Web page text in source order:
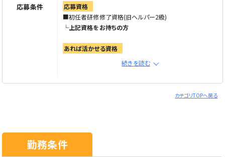
☆業務をイチから丁寧に教えていくので、
経験が浅い方やブランクありの方もご安心ください。
＊なんでも相談できる風通しの良い職場
＊週1日から、または月1回でも勤務OK！ライフスタイルに合
▼ まずは先輩スタッフと同行研修からスタート
▼ 業務の流れや利用者様との接し方を丁寧に学びます
▼ 慣れてきたら少しずつお一人で対応
応募条件
応募資格
■初任者研修修了資格(旧ヘルパー2級)
└上記資格をお持ちの方
あれば活かせる資格
★同行援護従業者資格
※上記いずれかの資格をお持ちの方お持ちの資格を活かし
こんな方歓迎！
☆経験者歓迎！ブランクありもOK
続きを読む
カテゴリTOPへ戻る
勤務条件